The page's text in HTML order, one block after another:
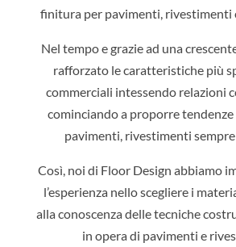
finitura per pavimenti, rivestimenti
Nel tempo e grazie ad una
rafforzato le caratteristiche più
commerciali intessendo relazioni
cominciando a proporre
pavimenti, rivestimenti
Così, noi di Floor Design abbiamo
l’esperienza nello scegliere i
alla conoscenza delle tecniche
in opera di pavimenti e